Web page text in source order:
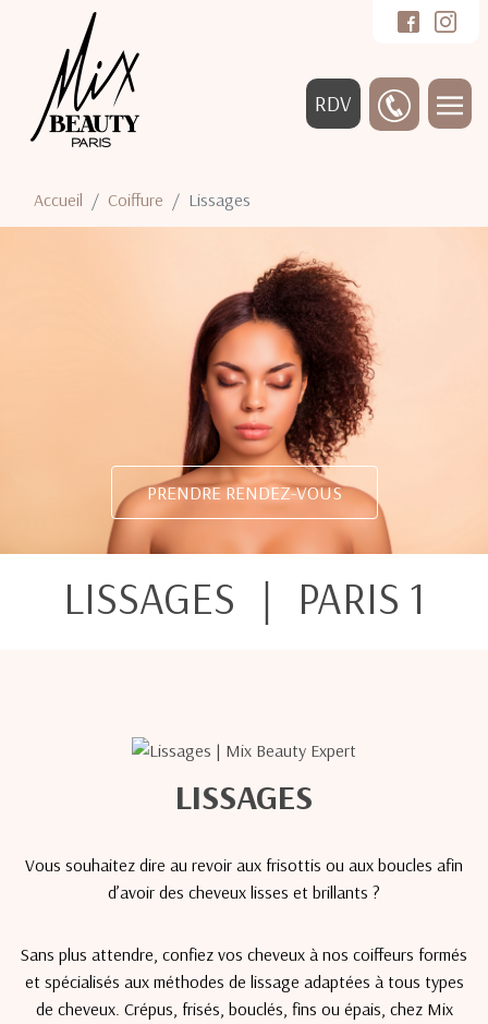
RDV
Accueil Coiffure Lissages
PRENDRE RENDEZ-VOUS
LISSAGES ｜ PARIS 1
LISSAGES
Vous souhaitez dire au revoir aux frisottis ou aux boucles afin
d’avoir des cheveux lisses et brillants ?
Sans plus attendre, confiez vos cheveux à nos coiffeurs formés
et spécialisés aux méthodes de lissage adaptées à tous types
de cheveux. Crépus, frisés, bouclés, fins ou épais, chez Mix